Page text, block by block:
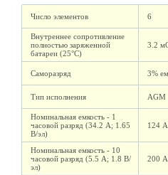
Число элементов 6
Внутреннее сопротивление
полностью заряженной
батареи (25°C)
3.2
Саморазряд 3%
Тип исполнения AGM
Номинальная емкость - 1
часовой разряд (34.2 А; 1.65
В/эл)
124
Номинальная емкость - 10
часовой разряд (5.5 А; 1.8 В/
эл)
200